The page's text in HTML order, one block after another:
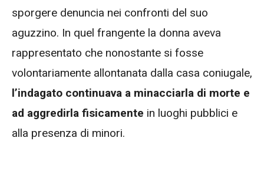
sporgere denuncia nei confronti del suo
aguzzino. In quel frangente la donna aveva
rappresentato che nonostante si fosse
volontariamente allontanata dalla casa coniugale,
l’indagato continuava a minacciarla di morte e
ad aggredirla fisicamente in luoghi pubblici e
alla presenza di minori.